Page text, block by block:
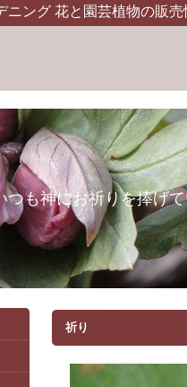
ニング 花と園芸植物の販売
つも神にお祈りを捧げ
祈り